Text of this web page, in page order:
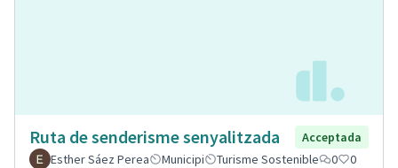
Ruta de senderisme senyalitzada
Acceptada
Esther Sáez Perea
Municipi Turisme Sostenible 0 0